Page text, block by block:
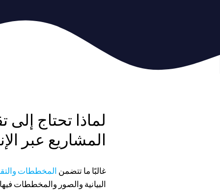
لماذا تحتاج إلى
المشاريع عبر
غالبًا ما تتضمن المخططات
البيانية والصور والمخططات